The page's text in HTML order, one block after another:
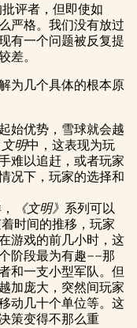
评者，但即使如
严格。我们没有放过
有一个问题被反复提
差。
为几个具体的根本原
始优势，雪球就会越
文明中，这表现为玩
难以追赶，或者玩家
况下，玩家的选择和
《文明》 系列可以
时间的推移，玩家
游戏的前几小时，这
阶段最为有趣——那
和一支小型军队。但
加庞大，突然间玩家
动几十个单位等。这
策变得不那么重